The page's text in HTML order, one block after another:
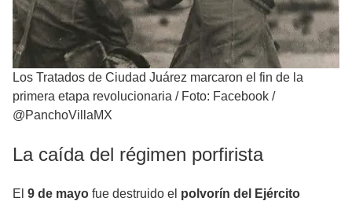
Los Tratados de Ciudad Juárez marcaron el fin de la
primera etapa revolucionaria / Foto: Facebook /
@PanchoVillaMX
La caída del régimen porfirista
El 9 de mayo fue destruido el polvorín del Ejército